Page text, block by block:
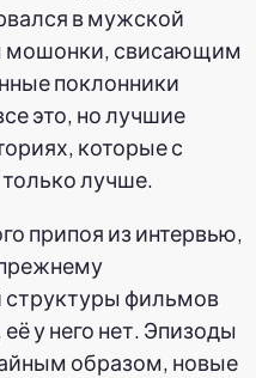
в мужской
мошонки, свисающим
поклонники
это, но лучшие
которые с
лучше.
припоя из интервью,
структуры фильмов
у него нет. Эпизоды
образом, новые